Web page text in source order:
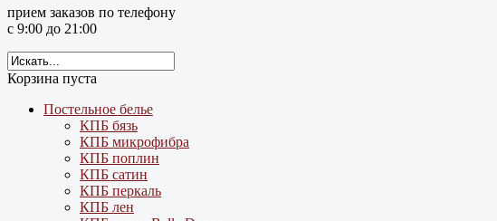
прием заказов по телефону
с 9:00 до 21:00
Корзина пуста
Постельное белье
КПБ бязь
КПБ микрофибра
КПБ поплин
КПБ сатин
КПБ перкаль
КПБ лен